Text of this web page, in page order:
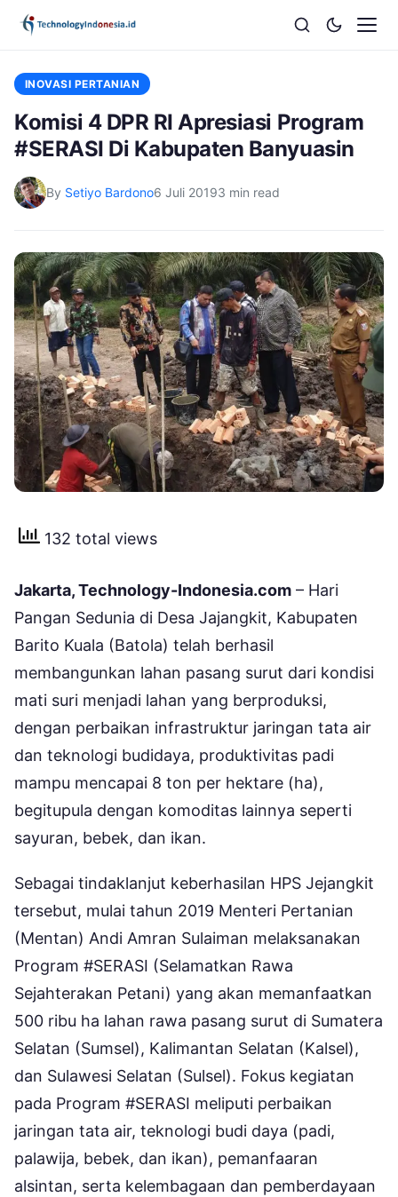
INOVASI PERTANIAN
Komisi 4 DPR RI Apresiasi Program
#SERASI Di Kabupaten Banyuasin
By Setiyo Bardono6 Juli 20193 min read
132 total views
Jakarta, Technology-Indonesia.com – Hari
Pangan Sedunia di Desa Jajangkit, Kabupaten
Barito Kuala (Batola) telah berhasil
membangunkan lahan pasang surut dari kondisi
mati suri menjadi lahan yang berproduksi,
dengan perbaikan infrastruktur jaringan tata air
dan teknologi budidaya, produktivitas padi
mampu mencapai 8 ton per hektare (ha),
begitupula dengan komoditas lainnya seperti
sayuran, bebek, dan ikan.
Sebagai tindaklanjut keberhasilan HPS Jejangkit
tersebut, mulai tahun 2019 Menteri Pertanian
(Mentan) Andi Amran Sulaiman melaksanakan
Program #SERASI (Selamatkan Rawa
Sejahterakan Petani) yang akan memanfaatkan
500 ribu ha lahan rawa pasang surut di Sumatera
Selatan (Sumsel), Kalimantan Selatan (Kalsel),
dan Sulawesi Selatan (Sulsel). Fokus kegiatan
pada Program #SERASI meliputi perbaikan
jaringan tata air, teknologi budi daya (padi,
palawija, bebek, dan ikan), pemanfaaran
alsintan, serta kelembagaan dan pemberdayaan